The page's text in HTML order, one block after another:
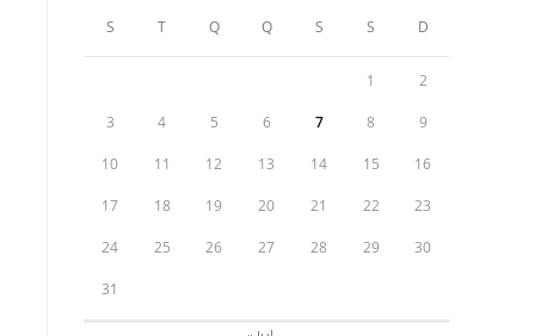
S T Q Q S S D
1 2
3 4 5 6 7 8 9
10 11 12 13 14 15 16
17 18 19 20 21 22 23
24 25 26 27 28 29 30
31